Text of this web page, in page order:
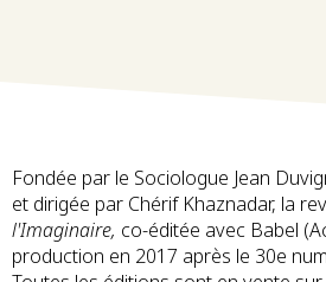
Fondée par le Sociologue Jean
et dirigée par Chérif Khaznadar, la
l'Imaginaire, co-éditée avec Babel
production en 2017 après le 30e